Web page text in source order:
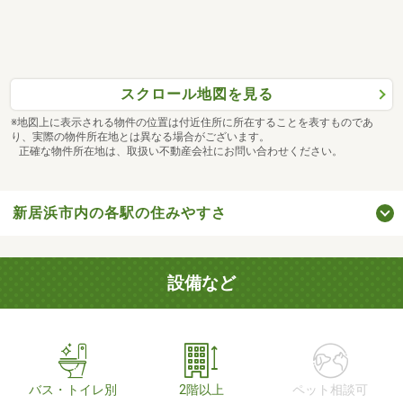
スクロール地図を見る
※地図上に表示される物件の位置は付近住所に所在することを表すものであ
り、実際の物件所在地とは異なる場合がございます。
正確な物件所在地は、取扱い不動産会社にお問い合わせください。
新居浜市内の各駅の住みやすさ
設備など
バス・トイレ別 2階以上 ペット相談可